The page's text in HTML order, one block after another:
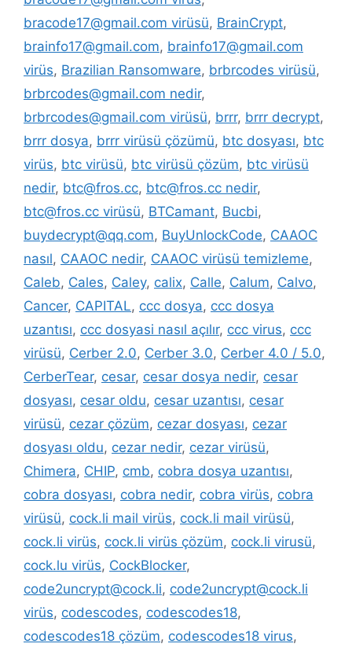
bracode17@gmail.com virüsü, BrainCrypt,
brainfo17@gmail.com, brainfo17@gmail.com
virüs, Brazilian Ransomware, brbrcodes virüsü,
brbrcodes@gmail.com nedir,
brbrcodes@gmail.com virüsü, brrr, brrr decrypt,
brrr dosya, brrr virüsü çözümü, btc dosyası, btc
virüs, btc virüsü, btc virüsü çözüm, btc virüsü
nedir, btc@fros.cc, btc@fros.cc nedir,
btc@fros.cc virüsü, BTCamant, Bucbi,
buydecrypt@qq.com, BuyUnlockCode, CAAOC
nasıl, CAAOC nedir, CAAOC virüsü temizleme,
Caleb, Cales, Caley, calix, Calle, Calum, Calvo,
Cancer, CAPITAL, ccc dosya, ccc dosya
uzantısı, ccc dosyasi nasıl açılır, ccc virus, ccc
virüsü, Cerber 2.0, Cerber 3.0, Cerber 4.0 / 5.0,
CerberTear, cesar, cesar dosya nedir, cesar
dosyası, cesar oldu, cesar uzantısı, cesar
virüsü, cezar çözüm, cezar dosyası, cezar
dosyası oldu, cezar nedir, cezar virüsü,
Chimera, CHIP, cmb, cobra dosya uzantısı,
cobra dosyası, cobra nedir, cobra virüs, cobra
virüsü, cock.li mail virüs, cock.li mail virüsü,
cock.li virüs, cock.li virüs çözüm, cock.li virusü,
cock.lu virüs, CockBlocker,
code2uncrypt@cock.li, code2uncrypt@cock.li
virüs, codescodes, codescodes18,
codescodes18 çözüm, codescodes18 virus,